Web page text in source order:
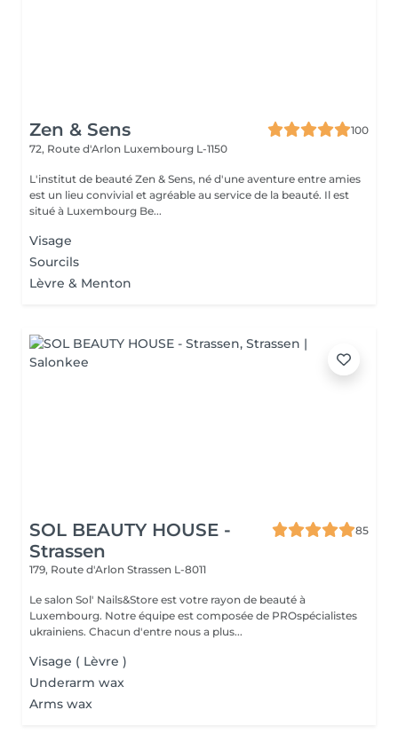
Zen & Sens
100
72, Route d'Arlon Luxembourg L-1150
L'institut de beauté Zen & Sens, né d'une aventure entre amies
est un lieu convivial et agréable au service de la beauté. Il est
situé à Luxembourg Be...
Visage
Sourcils
Lèvre & Menton
SOL BEAUTY HOUSE -
Strassen
85
179, Route d'Arlon Strassen L-8011
Le salon Sol' Nails&Store est votre rayon de beauté à
Luxembourg. Notre équipe est composée de PROspécialistes
ukrainiens. Chacun d'entre nous a plus...
Visage ( Lèvre )
Underarm wax
Arms wax